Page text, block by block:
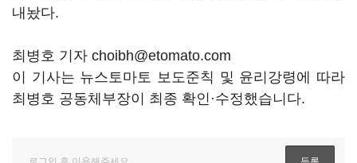
내놨다.
최병호 기자 choibh@etomato.com
이 기사는 뉴스토마토 보도준칙 및 윤리강령에 따라
최병호 공동체부장이 최종 확인·수정했습니다.